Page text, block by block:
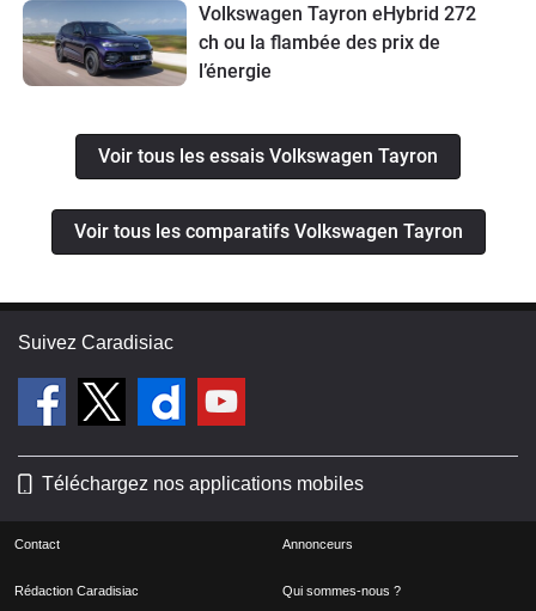
Volkswagen Tayron eHybrid 272
ch ou la flambée des prix de
l’énergie
Voir tous les essais Volkswagen Tayron
Voir tous les comparatifs Volkswagen Tayron
Suivez Caradisiac
Téléchargez nos applications mobiles
Contact Annonceurs
Rédaction Caradisiac Qui sommes-nous ?